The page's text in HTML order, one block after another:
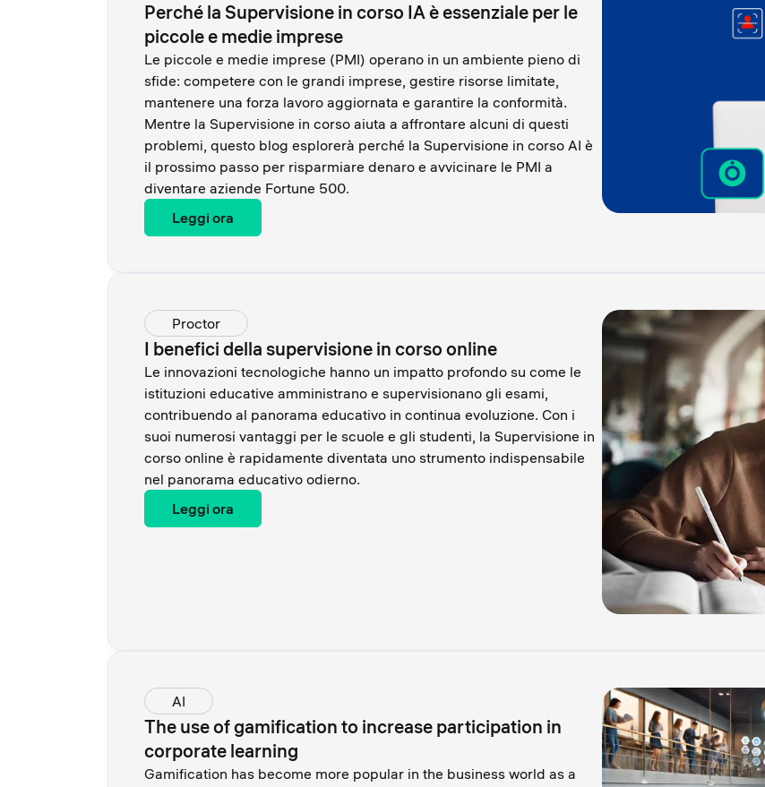
Perché la Supervisione in corso IA è essenziale per le
piccole e medie imprese
Le piccole e medie imprese (PMI) operano in un ambiente pieno di
sfide: competere con le grandi imprese, gestire risorse limitate,
mantenere una forza lavoro aggiornata e garantire la conformità.
Mentre la Supervisione in corso aiuta a affrontare alcuni di questi
problemi, questo blog esplorerà perché la Supervisione in corso AI è
il prossimo passo per risparmiare denaro e avvicinare le PMI a
diventare aziende Fortune 500.
Leggi ora
Proctor
I benefici della supervisione in corso online
Le innovazioni tecnologiche hanno un impatto profondo su come le
istituzioni educative amministrano e supervisionano gli esami,
contribuendo al panorama educativo in continua evoluzione. Con i
suoi numerosi vantaggi per le scuole e gli studenti, la Supervisione in
corso online è rapidamente diventata uno strumento indispensabile
nel panorama educativo odierno.
Leggi ora
AI
The use of gamification to increase participation in
corporate learning
Gamification has become more popular in the business world as a